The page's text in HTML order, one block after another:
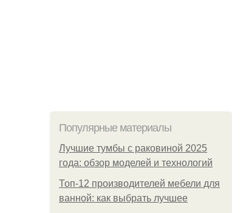
Популярные материалы
Лучшие тумбы с раковиной 2025
года: обзор моделей и технологий
Топ-12 производителей мебели для
ванной: как выбрать лучшее